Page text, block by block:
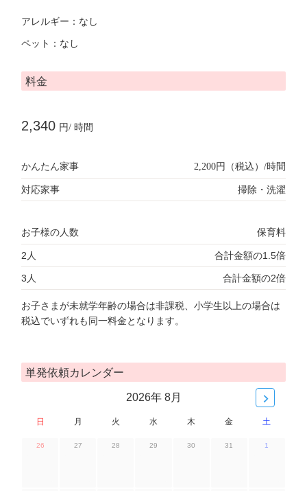
アレルギー：なし
ペット：なし
料金
2,340 円/ 時間
かんたん家事 2,200円（税込）/時間
対応家事 掃除・洗濯
お子様の人数 保育料
2人 合計金額の1.5倍
3人 合計金額の2倍
お子さまが未就学年齢の場合は非課税、小学生以上の場合は
税込でいずれも同一料金となります。
単発依頼カレンダー
2026年 8月
日 月 火 水 木 金 土
26 27 28 29 30 31 1